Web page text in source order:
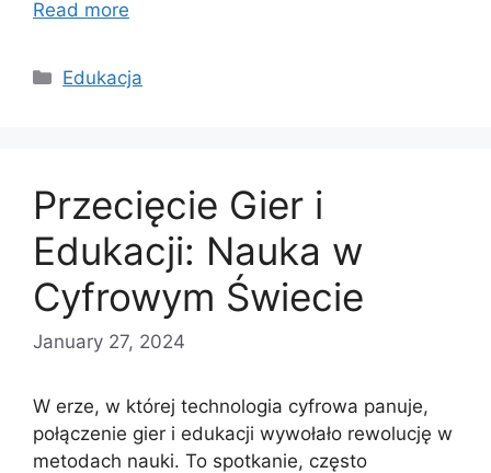
Read more
Categories
Edukacja
Przecięcie Gier i
Edukacji: Nauka w
Cyfrowym Świecie
January 27, 2024
W erze, w której technologia cyfrowa panuje,
połączenie gier i edukacji wywołało rewolucję w
metodach nauki. To spotkanie, często